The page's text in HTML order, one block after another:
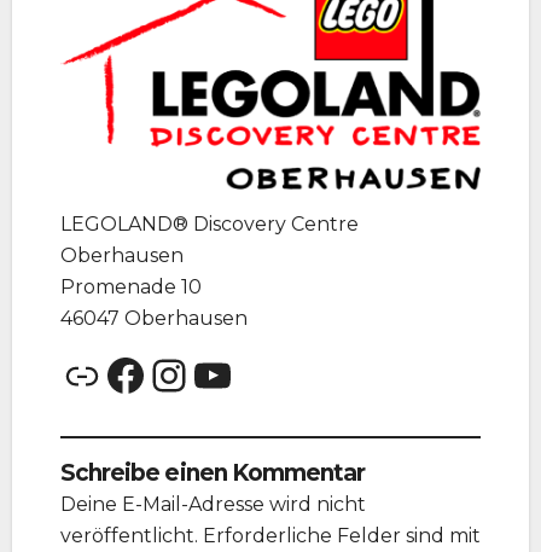
LEGOLAND® Discovery Centre
Oberhausen
Promenade 10
46047 Oberhausen
Link Facebook InstagramYouTube
Schreibe einen Kommentar
Deine E-Mail-Adresse wird nicht
veröffentlicht. Erforderliche Felder sind mit